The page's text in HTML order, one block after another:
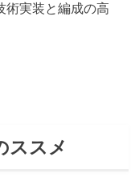
術実装と編成の高
ススメ